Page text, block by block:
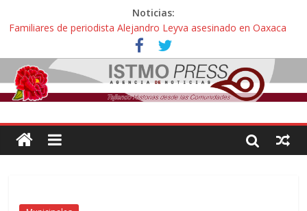
Noticias:
Familiares de periodista Alejandro Leyva asesinado en Oaxaca
protestan y exigen justicia en desfile de delegaciones
Alertan pescadores de Juchitán, Oaxaca de nuevo despojo de su
territorio para construir un parque eólico
Pescadores y comuneros ikoots detienen la extracción ilegal de
material pétreo de gravera Oyamel
ahora pescadores de Salinas del Marqués denuncian daños de
Pemex